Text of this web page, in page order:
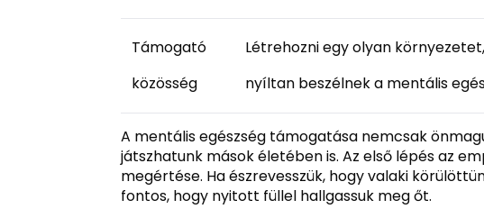
Támogató
közösség
Létrehozni egy olyan
nyíltan beszélnek a mentális
A mentális egészség támogatása nemcsak
játszhatunk mások életében is. Az első lépés az
megértése. Ha észrevesszük, hogy valaki
fontos, hogy nyitott füllel hallgassuk meg őt.